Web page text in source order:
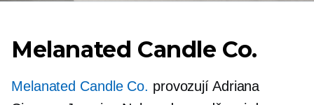
Melanated Candle Co.
Melanated Candle Co. provozují Adriana